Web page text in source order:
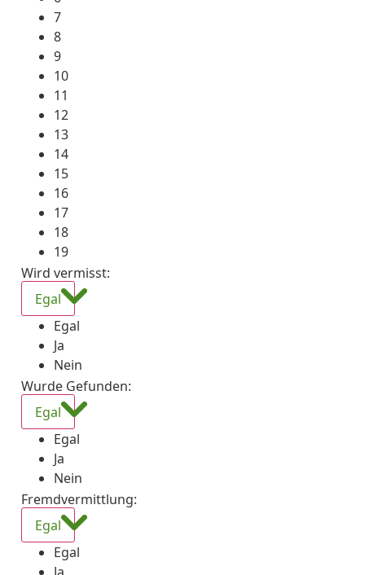
7
8
9
10
11
12
13
14
15
16
17
18
19
Wird vermisst:
Egal
Egal
Ja
Nein
Wurde Gefunden:
Egal
Egal
Ja
Nein
Fremdvermittlung:
Egal
Egal